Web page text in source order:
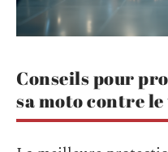
Conseils pour
sa moto contre le